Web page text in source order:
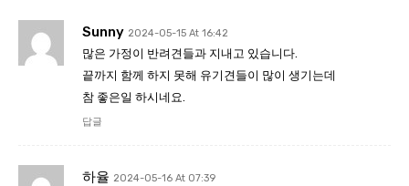
Sunny 2024-05-15 At 16:42
많은 가정이 반려견들과 지내고 있습니다.
끝까지 함께 하지 못해 유기견들이 많이 생기는데
참 좋은일 하시네요.
답글
하율 2024-05-16 At 07:39